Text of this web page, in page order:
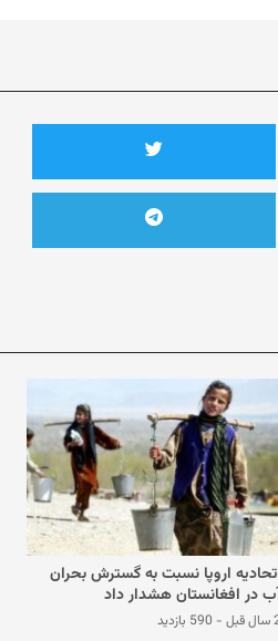
اروپا نسبت به گسترش بحران
در افغانستان هشدار داد
- 590 بازدید